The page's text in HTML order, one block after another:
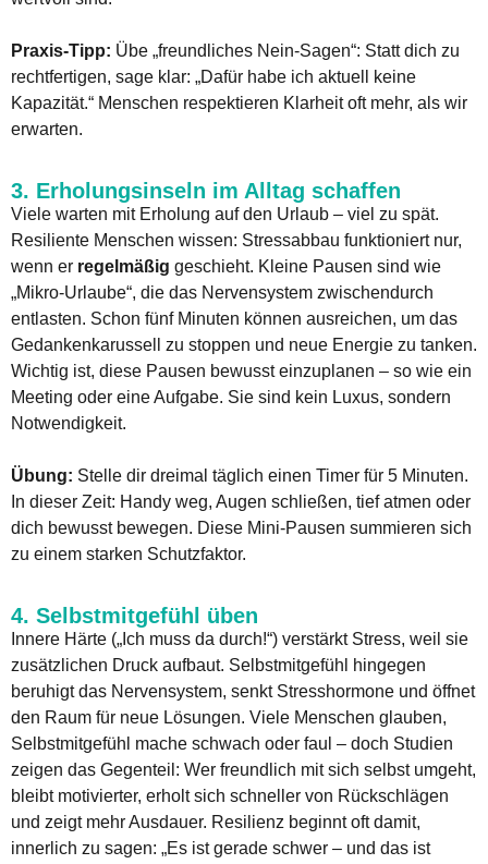
Praxis-Tipp: Übe „freundliches Nein-Sagen“: Statt dich zu
rechtfertigen, sage klar: „Dafür habe ich aktuell keine
Kapazität.“ Menschen respektieren Klarheit oft mehr, als wir
erwarten.
3. Erholungsinseln im Alltag schaffen
Viele warten mit Erholung auf den Urlaub – viel zu spät.
Resiliente Menschen wissen: Stressabbau funktioniert nur,
wenn er regelmäßig geschieht. Kleine Pausen sind wie
„Mikro-Urlaube“, die das Nervensystem zwischendurch
entlasten. Schon fünf Minuten können ausreichen, um das
Gedankenkarussell zu stoppen und neue Energie zu tanken.
Wichtig ist, diese Pausen bewusst einzuplanen – so wie ein
Meeting oder eine Aufgabe. Sie sind kein Luxus, sondern
Notwendigkeit.
Übung: Stelle dir dreimal täglich einen Timer für 5 Minuten.
In dieser Zeit: Handy weg, Augen schließen, tief atmen oder
dich bewusst bewegen. Diese Mini-Pausen summieren sich
zu einem starken Schutzfaktor.
4. Selbstmitgefühl üben
Innere Härte („Ich muss da durch!“) verstärkt Stress, weil sie
zusätzlichen Druck aufbaut. Selbstmitgefühl hingegen
beruhigt das Nervensystem, senkt Stresshormone und öffnet
den Raum für neue Lösungen. Viele Menschen glauben,
Selbstmitgefühl mache schwach oder faul – doch Studien
zeigen das Gegenteil: Wer freundlich mit sich selbst umgeht,
bleibt motivierter, erholt sich schneller von Rückschlägen
und zeigt mehr Ausdauer. Resilienz beginnt oft damit,
innerlich zu sagen: „Es ist gerade schwer – und das ist